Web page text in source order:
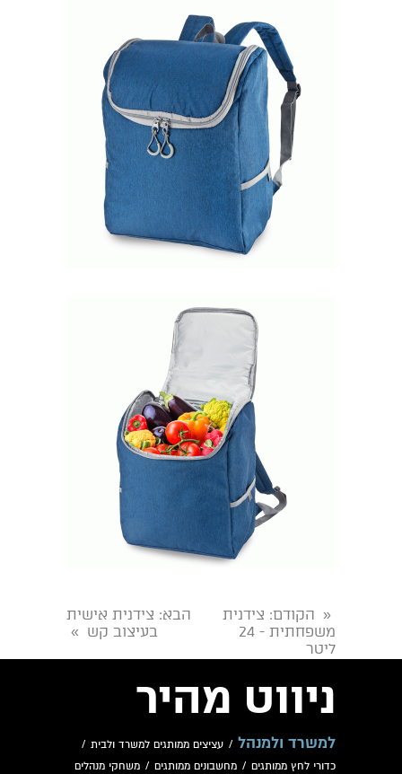
« הקודם: צידנית
משפחתית - 24
ליטר
הבא: צידנית אישית
בעיצוב קש
»
ניווט מהיר
למשרד ולמנהל / עציצים ממותגים למשרד ולבית /
כדורי לחץ ממותגים / מחשבונים ממותגים / משחקי מנהלים